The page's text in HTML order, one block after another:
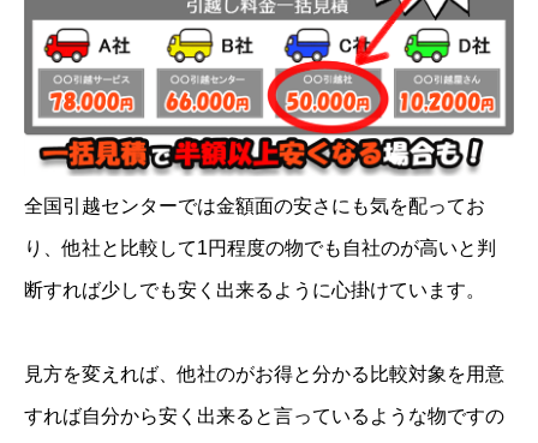
全国引越センターでは金額面の安さにも気を配ってお
り、他社と比較して1円程度の物でも自社のが高いと判
断すれば少しでも安く出来るように心掛けています。
見方を変えれば、他社のがお得と分かる比較対象を用意
すれば自分から安く出来ると言っているような物ですの